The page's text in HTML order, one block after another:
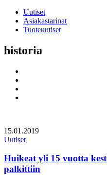
Uutiset
Asiakastarinat
Tuoteuutiset
historia
15.01.2019
Uutiset
Huikeat yli 15 vuotta
palkittiin